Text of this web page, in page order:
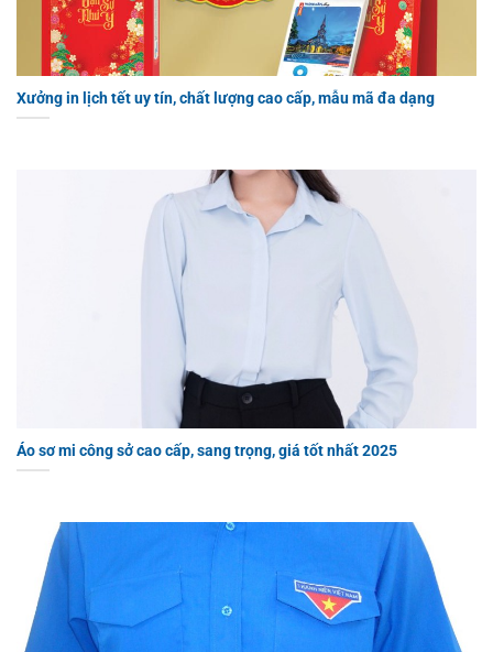
Xưởng in lịch tết uy tín, chất lượng cao cấp, mẫu mã đa dạng
Áo sơ mi công sở cao cấp, sang trọng, giá tốt nhất 2025